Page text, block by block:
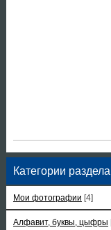
Категории раздела
Мои фотографии [4]
Алфавит, буквы, цыфры